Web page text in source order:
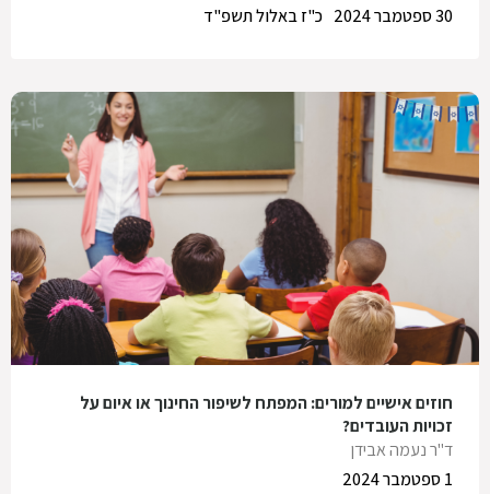
כ"ז באלול תשפ"ד
30 ספטמבר 2024
חוזים אישיים למורים: המפתח לשיפור החינוך או איום על
זכויות העובדים?
ד"ר נעמה אבידן
1 ספטמבר 2024